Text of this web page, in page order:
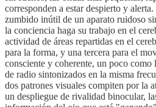
corresponden a estar despierto y
zumbido inútil de un aparato ruidoso
la conciencia haga su trabajo en el
actividad de áreas repartidas en el
para la forma, y una tercera para el
consciente y coherente, un poco como
de radio sintonizados en la misma
dos patrones visuales compiten por la
un despliegue de rivalidad binocular,